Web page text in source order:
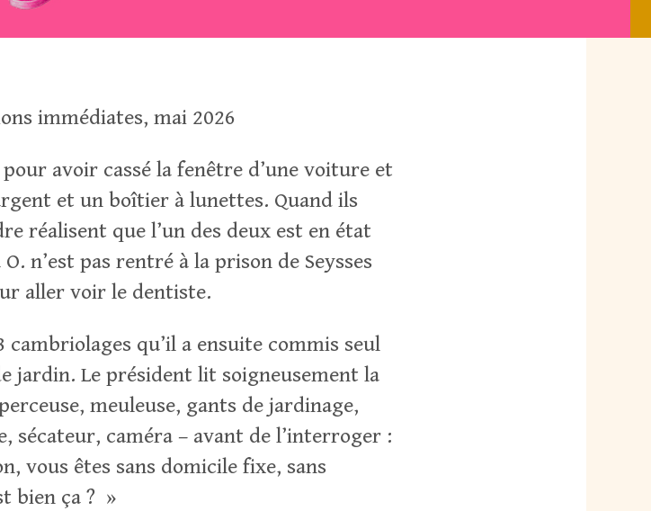
immédiates, mai 2026
avoir cassé la fenêtre d’une voiture et
et un boîtier à lunettes. Quand ils
réalisent que l’un des deux est en état
n’est pas rentré à la prison de Seysses
aller voir le dentiste.
qu’il a ensuite commis seul
jardin. Le président lit soigneusement la
meuleuse, gants de jardinage,
caméra – avant de l’interroger :
vous êtes sans domicile fixe, sans
bien ça ? »